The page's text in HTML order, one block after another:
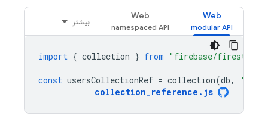
Web
Web
بیشتر
import { collection } from "firebase/firestore"
const usersCollectionRef = collection(db,
collection_reference . js